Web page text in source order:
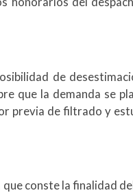
de
que la demanda se
previa de filtrado y
que conste la finalidad